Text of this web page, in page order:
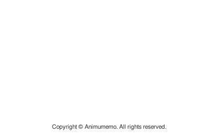
Copyright © Animumemo. All rights reserved.